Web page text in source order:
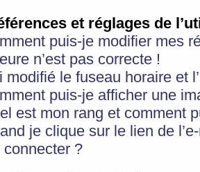
et réglages de
puis-je modifier mes
n’est pas correcte !
modifié le fuseau horaire et
puis-je afficher une
est mon rang et comment
je clique sur le lien de
connecter ?